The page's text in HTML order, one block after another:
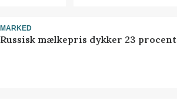
MARKED
Russisk mælkepris dykker 23 procent